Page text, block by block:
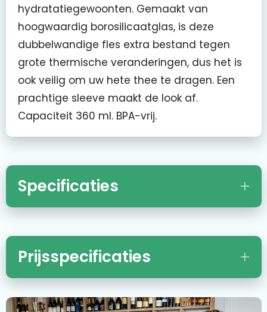
hydratatiegewoonten. Gemaakt van
hoogwaardig borosilicaatglas, is deze
dubbelwandige fles extra bestand tegen
grote thermische veranderingen, dus het is
ook veilig om uw hete thee te dragen. Een
prachtige sleeve maakt de look af.
Capaciteit 360 ml. BPA-vrij.
Specificaties
Prijsspecificaties